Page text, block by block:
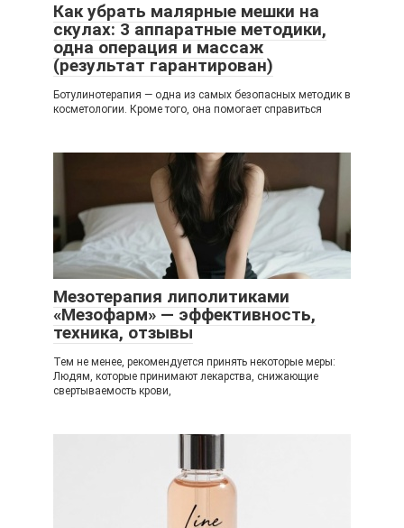
Как убрать малярные мешки на
скулах: 3 аппаратные методики,
одна операция и массаж
(результат гарантирован)
Ботулинотерапия — одна из самых безопасных методик в
косметологии. Кроме того, она помогает справиться
Мезотерапия липолитиками
«Мезофарм» — эффективность,
техника, отзывы
Тем не менее, рекомендуется принять некоторые меры:
Людям, которые принимают лекарства, снижающие
свертываемость крови,